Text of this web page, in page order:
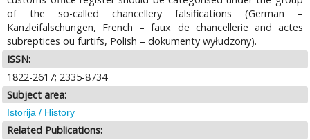
of the so-called chancellery falsifications (German –
Kanzleifalschungen, French – faux de chancellerie and actes
subreptices ou furtifs, Polish – dokumenty wyłudzony).
ISSN:
1822-2617; 2335-8734
Subject area:
Istorija / History
Related Publications: